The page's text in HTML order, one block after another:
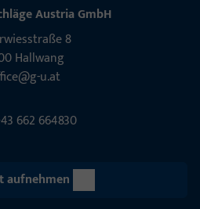
Aus­tria GmbH
8
Hall­wang
u.at
662 664830
aufnehmen